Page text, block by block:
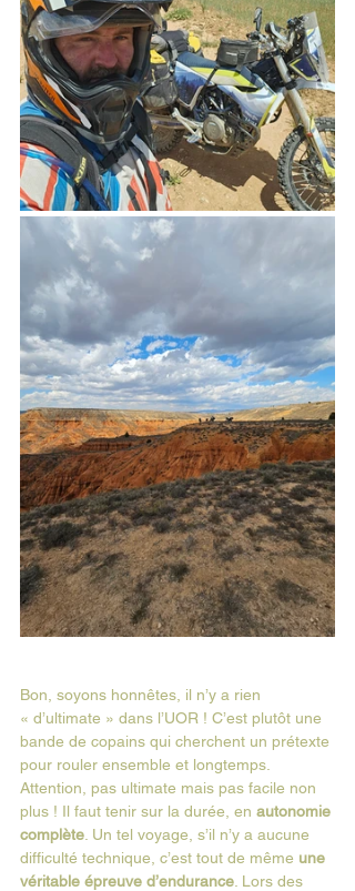
Bon, soyons honnêtes, il n’y a rien
« d’ultimate » dans l’UOR ! C’est plutôt une
bande de copains qui cherchent un prétexte
pour rouler ensemble et longtemps.
Attention, pas ultimate mais pas facile non
plus ! Il faut tenir sur la durée, en autonomie
complète . Un tel voyage, s’il n’y a aucune
difficulté technique, c’est tout de même une
véritable épreuve d’endurance . Lors des